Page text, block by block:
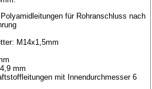
für Rohranschluss nach
M14x1,5mm
mm
mit Innendurchmesser 6